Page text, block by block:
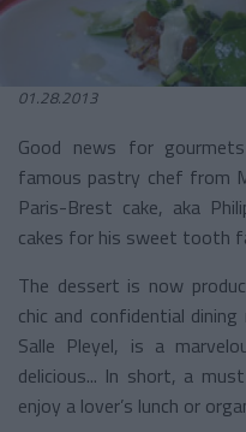
01.28.2013
Good news for
famous pastry chef from
Paris-Brest cake, aka
cakes for his sweet tooth
The dessert is now
chic and confidential
Salle Pleyel, is a
delicious... In short, a
enjoy a lover’s lunch or